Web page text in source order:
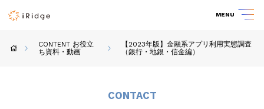
MENU
CONTENT お役立
ち資料・動画
【2023年版】金融系アプリ利用実態調査
（銀行・地銀・信金編）
CONTACT